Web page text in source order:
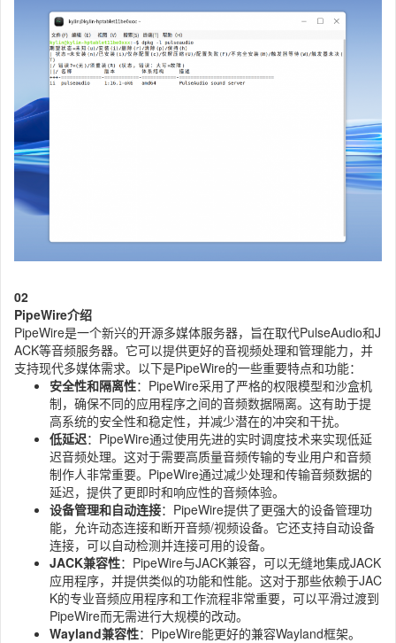
02
PipeWire介绍
PipeWire是一个新兴的开源多媒体服务器，旨在取代PulseAudio和J
ACK等音频服务器。它可以提供更好的音视频处理和管理能力，并
支持现代多媒体需求。以下是PipeWire的一些重要特点和功能：
安全性和隔离性：PipeWire采用了严格的权限模型和沙盒机
制，确保不同的应用程序之间的音频数据隔离。这有助于提
高系统的安全性和稳定性，并减少潜在的冲突和干扰。
低延迟：PipeWire通过使用先进的实时调度技术来实现低延
迟音频处理。这对于需要高质量音频传输的专业用户和音频
制作人非常重要。PipeWire通过减少处理和传输音频数据的
延迟，提供了更即时和响应性的音频体验。
设备管理和自动连接：PipeWire提供了更强大的设备管理功
能，允许动态连接和断开音频/视频设备。它还支持自动设备
连接，可以自动检测并连接可用的设备。
JACK兼容性：PipeWire与JACK兼容，可以无缝地集成JACK
应用程序，并提供类似的功能和性能。这对于那些依赖于JAC
K的专业音频应用程序和工作流程非常重要，可以平滑过渡到
PipeWire而无需进行大规模的改动。
Wayland兼容性：PipeWire能更好的兼容Wayland框架。